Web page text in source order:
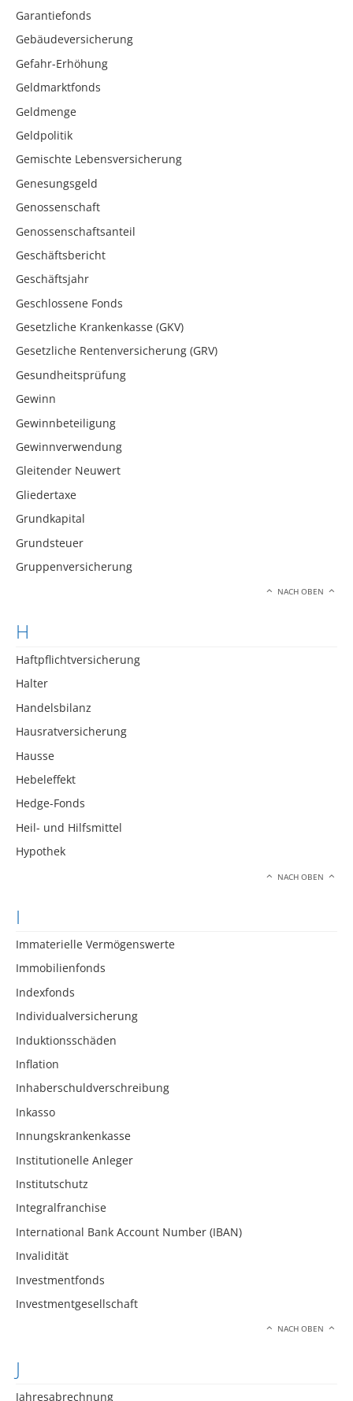
Garantiefonds
Gebäudeversicherung
Gefahr-Erhöhung
Geldmarktfonds
Geldmenge
Geldpolitik
Gemischte Lebensversicherung
Genesungsgeld
Genossenschaft
Genossenschaftsanteil
Geschäftsbericht
Geschäftsjahr
Geschlossene Fonds
Gesetzliche Krankenkasse (GKV)
Gesetzliche Rentenversicherung (GRV)
Gesundheitsprüfung
Gewinn
Gewinnbeteiligung
Gewinnverwendung
Gleitender Neuwert
Gliedertaxe
Grundkapital
Grundsteuer
Gruppenversicherung
NACH OBEN
H
Haftpflichtversicherung
Halter
Handelsbilanz
Hausratversicherung
Hausse
Hebeleffekt
Hedge-Fonds
Heil- und Hilfsmittel
Hypothek
NACH OBEN
I
Immaterielle Vermögenswerte
Immobilienfonds
Indexfonds
Individualversicherung
Induktionsschäden
Inflation
Inhaberschuldverschreibung
Inkasso
Innungskrankenkasse
Institutionelle Anleger
Institutschutz
Integralfranchise
International Bank Account Number (IBAN)
Invalidität
Investmentfonds
Investmentgesellschaft
NACH OBEN
J
Jahresabrechnung